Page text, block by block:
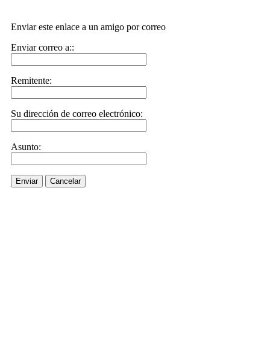
Enviar este enlace a un amigo por correo
Enviar correo a::
Remitente:
Su dirección de correo electrónico:
Asunto:
Enviar Cancelar